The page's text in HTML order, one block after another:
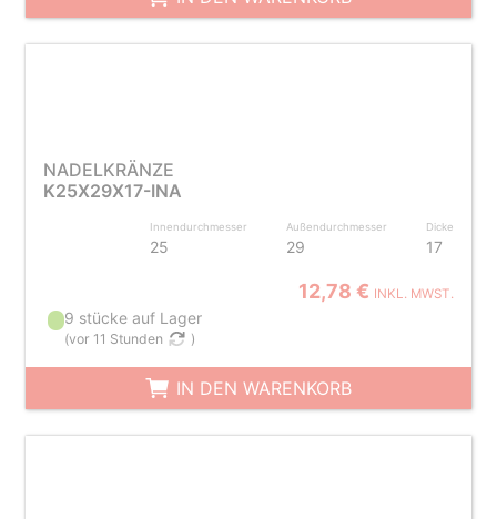
NADELKRÄNZE
K25X29X17-INA
Innendurchmesser
25
Außendurchmesser
29
Dicke
17
12,78 € INKL. MWST.
9 stücke auf Lager
(vor 11 Stunden )
IN DEN WARENKORB